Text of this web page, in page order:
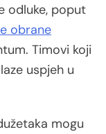
odluke, poput
obrane
Timovi koji
uspjeh u
mogu